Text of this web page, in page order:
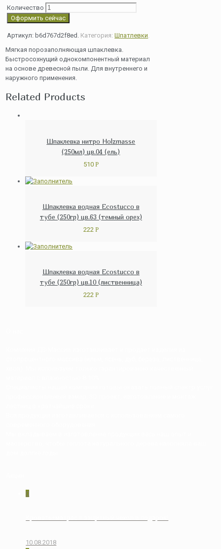
Количество
Оформить сейчас
Артикул: b6d767d2f8ed . Категория:Шпатлевки.
Мягкая порозаполняющая шпаклевка.
Быстросохнущий однокомпонентный материал
на основе древесной пыли. Для внутреннего и
наружного применения.
Related Products
Шпаклевка нитро Holzmasse
(250мл) цв.04 (ель)
510 Р
Шпаклевка водная Ecostucco в
тубе (250гр) цв.63 (темный орех)
222 Р
Шпаклевка водная Ecostucco в
тубе (250гр) цв.10 (лиственница)
222 Р
0
10.08.2018